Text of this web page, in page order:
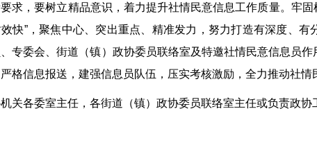
求，要树立精品意识，着力提升社情民意信息工作质量。牢固
快”，聚焦中心、突出重点、精准发力，努力打造有深度、
专委会、街道（镇）政协委员联络室及特邀社情民意信息员
格信息报送，建强信息员队伍，压实考核激励，全力推动社情
关各委室主任，各街道（镇）政协委员联络室主任或负责政协